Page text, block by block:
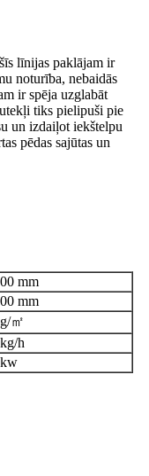
līnijas paklājam ir
noturība, nebaidās
ir spēja uzglabāt
tiks pielipuši pie
un izdaiļot iekštelpu
pēdas sajūtas un
mm
mm
㎡
h